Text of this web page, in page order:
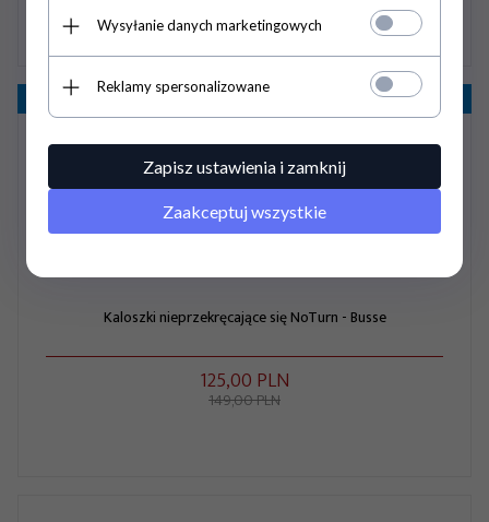
Promocja
Kaloszki nieprzekręcające się NoTurn - Busse
125,00 PLN
149,00 PLN
Wysyłanie danych marketingowych
Reklamy spersonalizowane
Zapisz ustawienia i zamknij
Zaakceptuj wszystkie